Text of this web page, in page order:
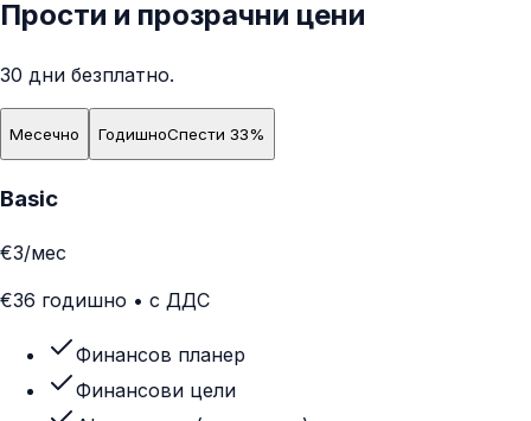
Прости и прозрачни цени
30 дни безплатно.
Месечно ГодишноСпести 33%
Basic
€3/мес
€36 годишно • с ДДС
Финансов планер
Финансови цели